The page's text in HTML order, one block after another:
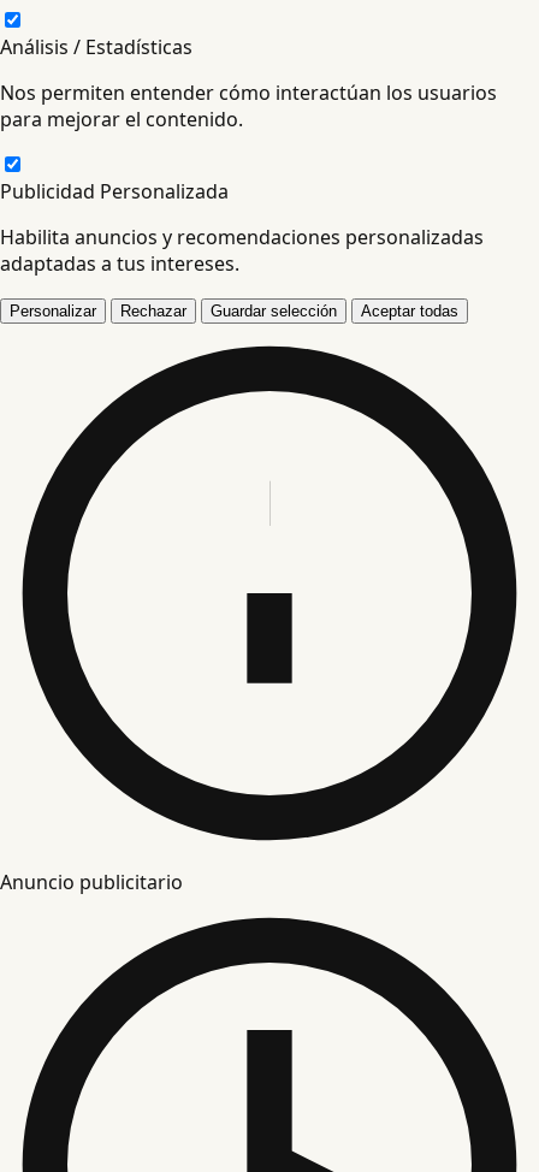
Análisis / Estadísticas
Nos permiten entender cómo interactúan los usuarios
para mejorar el contenido.
Publicidad Personalizada
Habilita anuncios y recomendaciones personalizadas
adaptadas a tus intereses.
Personalizar Rechazar Guardar selección Aceptar todas
Anuncio publicitario